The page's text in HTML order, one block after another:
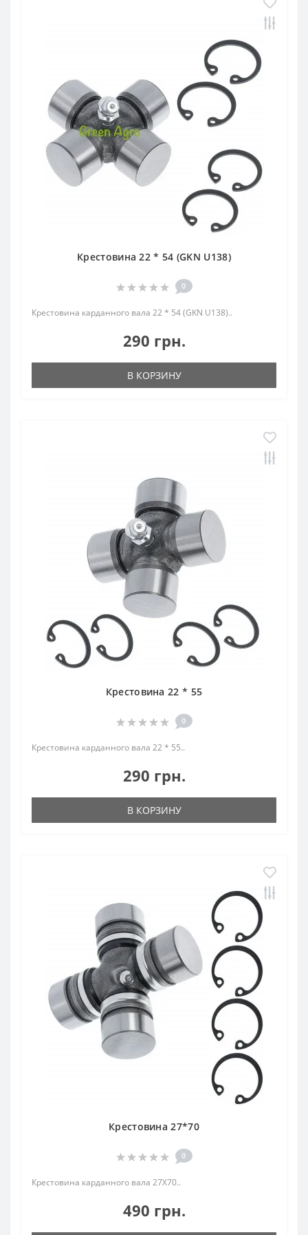
Крестовина 22 * 54 (GKN U138)
0
Крестовина карданного вала 22 * 54 (GKN U138)..
290 грн.
В КОРЗИНУ
Крестовина 22 * 55
0
Крестовина карданного вала 22 * 55..
290 грн.
В КОРЗИНУ
Крестовина 27*70
0
Крестовина карданного вала 27Х70..
490 грн.